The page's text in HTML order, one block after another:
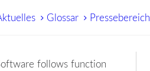
Glossar Pressebereich
follows function